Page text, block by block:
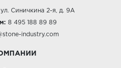
ул. Синичкина 2-я, д. 9А
8 495 188 89 89
industry.com